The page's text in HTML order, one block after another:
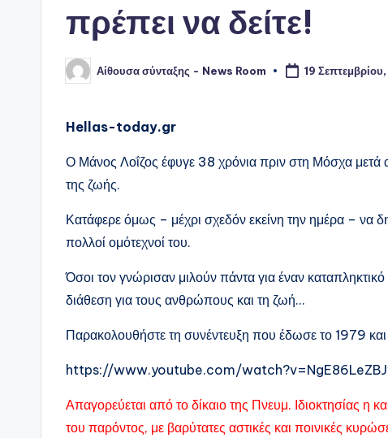
πρέπει να δείτε!
Συγγραφέας:Αίθουσα σύνταξης - News Room 19
Hellas-today.gr
Ο Μάνος Λοΐζος έφυγε 38 χρόνια πριν στη Μόσχα μετά
της ζωής.
Κατάφερε όμως – μέχρι σχεδόν εκείνη την ημέρα – να
πολλοί ομότεχνοί του.
Όσοι τον γνώρισαν μιλούν πάντα για έναν
διάθεση για τους ανθρώπους και τη ζωή…
Παρακολουθήστε τη συνέντευξη που έδωσε το 1979 και
https://www.youtube.com/
Απαγορεύεται από το δίκαιο της Πνευμ. Ιδιοκτησίας
του παρόντος, με βαρύτατες αστικές και ποινικές